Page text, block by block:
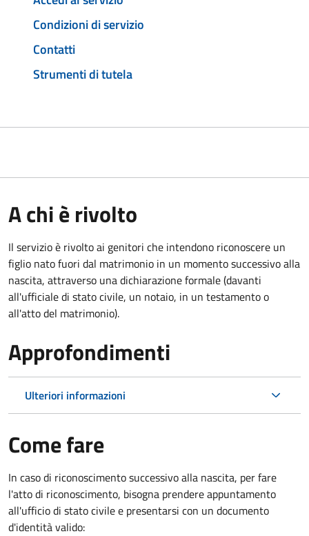
Condizioni di servizio
Contatti
Strumenti di tutela
A chi è rivolto
Il servizio è rivolto ai genitori che intendono riconoscere un
figlio nato fuori dal matrimonio in un momento successivo alla
nascita, attraverso una dichiarazione formale (davanti
all'ufficiale di stato civile, un notaio, in un testamento o
all'atto del matrimonio).
Approfondimenti
Ulteriori informazioni
Come fare
In caso di riconoscimento successivo alla nascita, per fare
l'atto di riconoscimento, bisogna prendere appuntamento
all'ufficio di stato civile e presentarsi con un documento
d'identità valido: